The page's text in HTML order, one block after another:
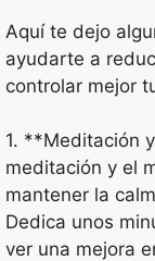
Aquí te dejo
ayudarte a
controlar mejor
1. **Meditación
meditación y el
mantener la
Dedica unos
ver una mejora